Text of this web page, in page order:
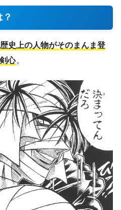
歴史上の人物がそのまんま登
心。